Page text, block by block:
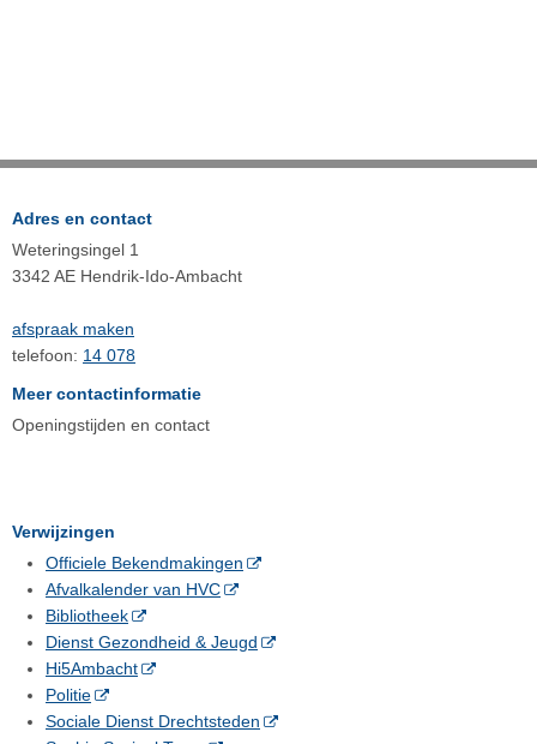
Adres en contact
Weteringsingel 1
3342 AE Hendrik-Ido-Ambacht
afspraak maken
telefoon: 14 078
Meer contactinformatie
Openingstijden en contact
Verwijzingen
Officiele Bekendmakingen
Afvalkalender van HVC
Bibliotheek
Dienst Gezondheid & Jeugd
Hi5Ambacht
Politie
Sociale Dienst Drechtsteden